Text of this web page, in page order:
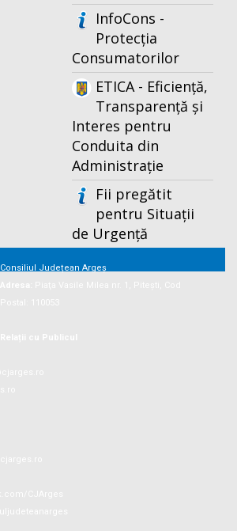
InfoCons -
Protecția
Consumatorilor
ETICA - Eficiență,
Transparență și
Interes pentru
Conduita din
Administrație
Fii pregătit
pentru Situații
de Urgență
Consiliul Județean Argeș